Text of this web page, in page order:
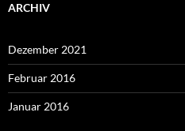
ARCHIV
Dezember 2021
Februar 2016
Januar 2016